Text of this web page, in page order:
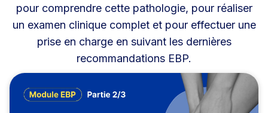
pour comprendre cette pathologie, pour réaliser
un examen clinique complet et pour effectuer une
prise en charge en suivant les dernières
recommandations EBP.